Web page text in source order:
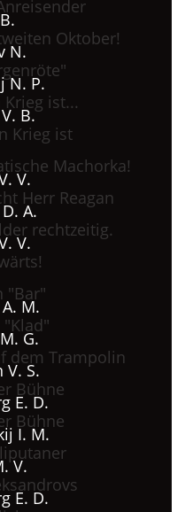
Oktober!
N.
N. P.
ist...
B.
Krieg ist
Machorka!
V.
Herr Reagan
A.
rechtzeitig.
V.
"Bar"
M.
G.
dem Trampolin
V. S.
Bühne
E. D.
Bühne
I. M.
V.
E. D.